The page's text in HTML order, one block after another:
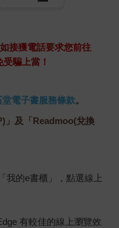
接獲電話要求您前往
騙上當！
堂電子書服務條款。
」及「Readmoo(兌換
我的e書櫃」，點選線上
有較佳的線上瀏覽效